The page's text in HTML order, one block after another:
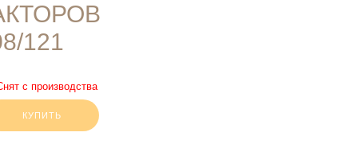
121
с производства
КУПИТЬ